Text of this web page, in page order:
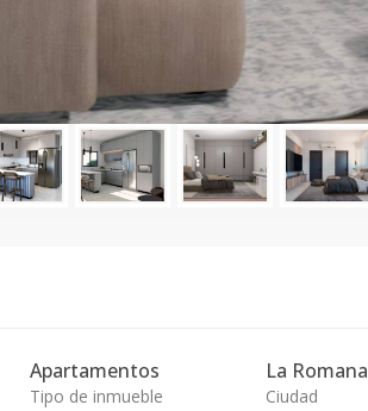
Apartamentos
Tipo de inmueble
La Romana
Ciudad